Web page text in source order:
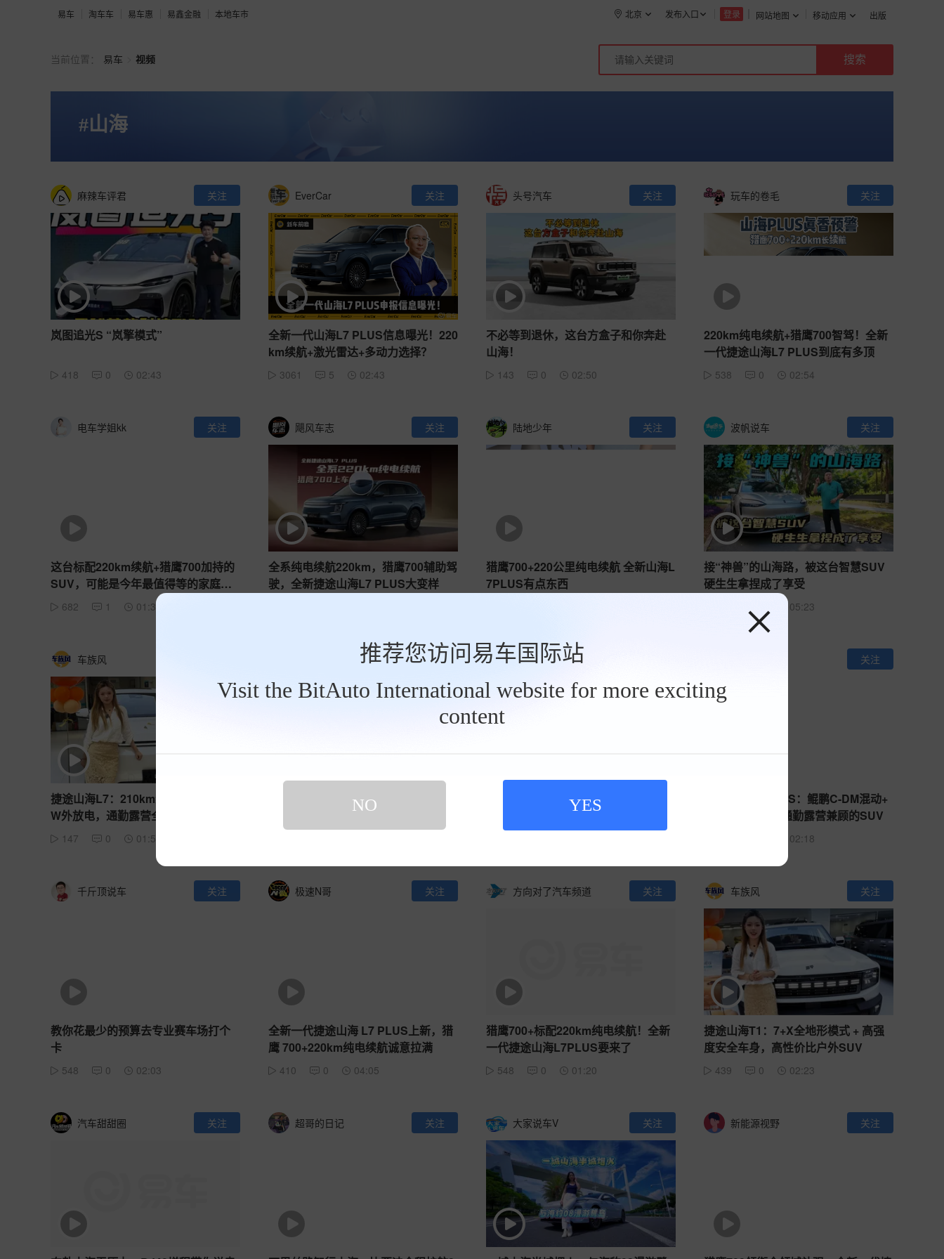
易车 淘车车 易车惠 易鑫金融 本地车市 网站地图 移动应用 出版
登录
发布入口
北京
推荐您访问易车国际站
Visit the BitAuto International website for more exciting
content
NO YES
当前位置： 易车 视频
#山海
麻辣车评君 关注
岚图追光S “岚擎模式”
418 0 02:43
EverCar 关注
全新一代山海L7 PLUS信息曝光！220
km续航+激光雷达+多动力选择？
3061 5 02:43
头号汽车 关注
不必等到退休，这台方盒子和你奔赴
山海！
143 0 02:50
玩车的卷毛 关注
220km纯电续航+猎鹰700智驾！全新
一代捷途山海L7 PLUS到底有多顶
538 0 02:54
电车学姐kk 关注
这台标配220km续航+猎鹰700加持的
SUV，可能是今年最值得等的家庭
车！682 1 01:33
飓风车志 关注
全系纯电续航220km，猎鹰700辅助驾
驶，全新捷途山海L7 PLUS大变样
陆地少年 关注
猎鹰700+220公里纯电续航 全新山海L
7PLUS有点东西
波帆说车 关注
接“神兽”的山海路，被这台智慧SUV
硬生生拿捏成了享受
05:23
车族风
捷途山海L7：210km纯电续航 + 6.6k
W外放电，通勤露营全能座驾？
147 0 01:59
关注
激光雷达标配长续航，全新山海L7 PL
US究竟带来了什么样的惊喜？
车界EV
全系标配220km纯电续航！全新一代
捷途山海L7 PLUS携猎鹰700智驾再进
阶！
关注
捷途山海L7 PLUS：鲲鹏C-DM混动+
6.6kW外放电，通勤露营兼顾的SUV
02:18
千斤顶说车 关注
教你花最少的预算去专业赛车场打个
卡
548 0 02:03
极速N哥 关注
全新一代捷途山海 L7 PLUS上新，猎
鹰 700+220km纯电续航诚意拉满
410 0 04:05
方向对了汽车频道 关注
猎鹰700+标配220km纯电续航！全新
一代捷途山海L7PLUS要来了
548 0 01:20
车族风 关注
捷途山海T1：7+X全地形模式 + 高强
度安全车身，高性价比户外SUV
439 0 02:23
汽车甜甜圈 关注 超哥的日记 关注 大家说车V 关注 新能源视野 关注